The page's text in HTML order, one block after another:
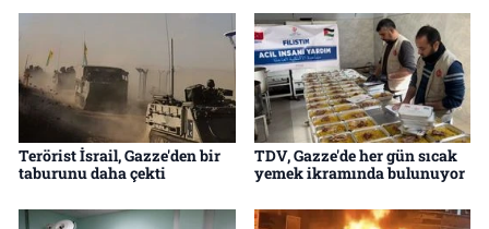
Terörist İsrail, Gazze'den bir
taburunu daha çekti
TDV, Gazze'de her gün sıcak
yemek ikramında bulunuyor